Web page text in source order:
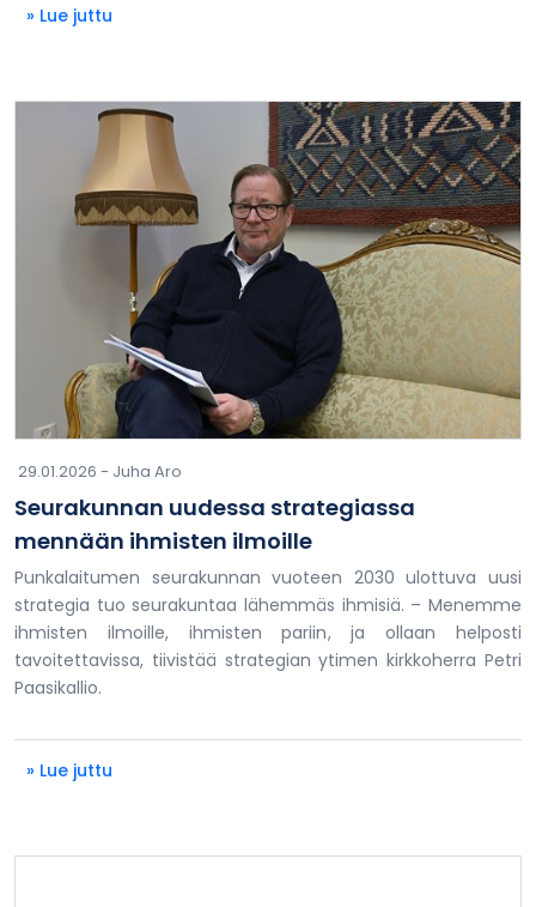
» Lue juttu
29.01.2026 - Juha Aro
Seurakunnan uudessa strategiassa
mennään ihmisten ilmoille
Punkalaitumen seurakunnan vuoteen 2030 ulottuva uusi
strategia tuo seurakuntaa lähemmäs ihmisiä. – Menemme
ihmisten ilmoille, ihmisten pariin, ja ollaan helposti
tavoitettavissa, tiivistää strategian ytimen kirkkoherra Petri
Paasikallio.
» Lue juttu